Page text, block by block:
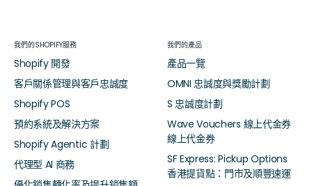
我們的SHOPIFY服務
Shopify 開發
客戶關係管理與客戶忠誠度
Shopify POS
預約系統及解決方案
Shopify Agentic 計劃
代理型 AI 商務
我們的產品
產品一覽
OMNI 忠誠度與獎勵計劃
S 忠誠度計劃
Wave Vouchers 線上代金券
線上代金券
SF Express: Pickup Options
香港提貨點：門市及順豐速運